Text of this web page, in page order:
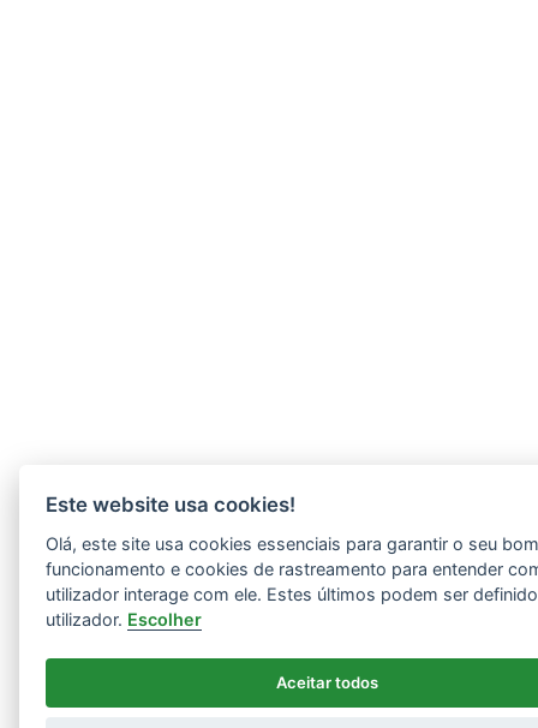
Este website usa cookies!
Olá, este site usa cookies essenciais para garantir o seu
funcionamento e cookies de rastreamento para entender
utilizador interage com ele. Estes últimos podem ser
utilizador. Escolher
Aceitar todos